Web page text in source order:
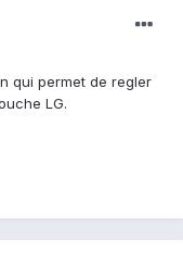
qui permet de regler
LG.